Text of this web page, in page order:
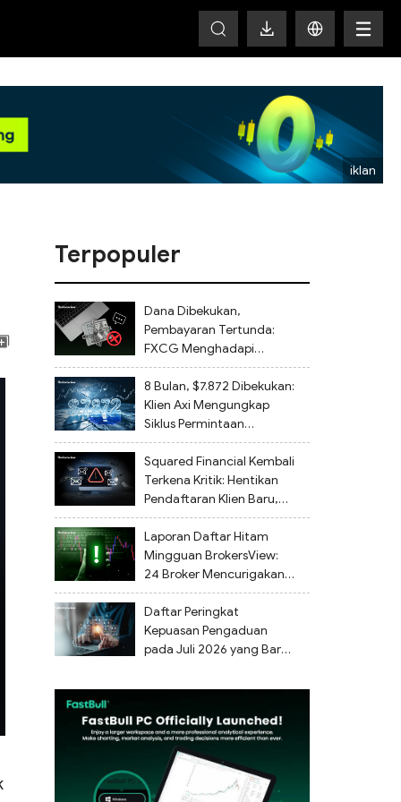
Terpopuler
Dana Dibekukan,
Pembayaran Tertunda:
FXCG Menghadapi
Keluhan Investor Terkait
Penutupan Akun dan
Kelalaian Regulasi
8 Bulan, $7.872 Dibekukan:
Klien Axi Mengungkap
Siklus Permintaan
Dokumen Tanpa Akhir dan
Tidak Ada Penarikan Dana
Squared Financial Kembali
Terkena Kritik: Hentikan
Pendaftaran Klien Baru,
Penarikan Dana Tertunda
Laporan Daftar Hitam
Mingguan BrokersView:
24 Broker Mencurigakan
Ditandai dari 27 Juli
hingga 2 Agustus 2026
Daftar Peringkat
Kepuasan Pengaduan
pada Juli 2026 yang Baru